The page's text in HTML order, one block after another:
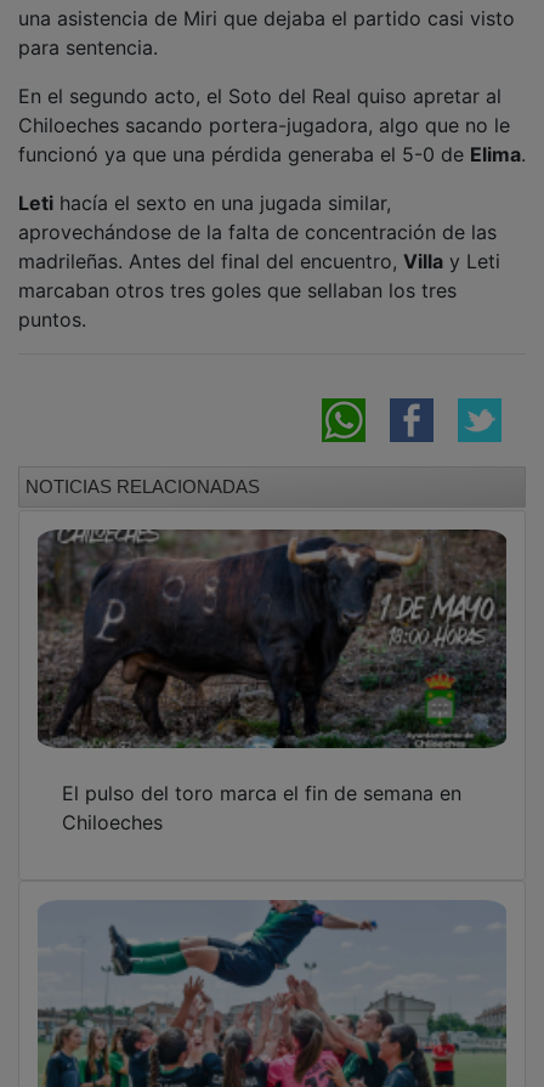
para sentencia.
En el segundo acto, el Soto del Real quiso apretar al
Chiloeches sacando portera-jugadora, algo que no le
funcionó ya que una pérdida generaba el 5-0 deElima
Letihacía el sexto en una jugada similar,
aprovechándose de la falta de concentración de las
madrileñas. Antes del final del encuentro,Villa y Leti
marcaban otros tres goles que sellaban los tres
puntos.
Chiloeches